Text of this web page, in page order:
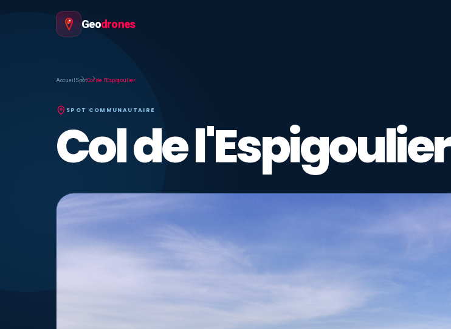
Geodrones
Accueil SpotCol de l'Espigoulier
SPOT COMMUNAUTAIRE
Col de l'Espigoulier